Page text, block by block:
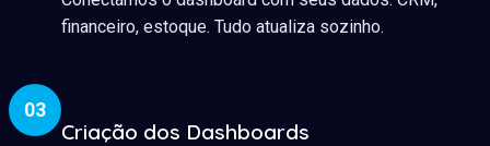
financeiro, estoque. Tudo atualiza sozinho.
03
Criação dos Dashboards